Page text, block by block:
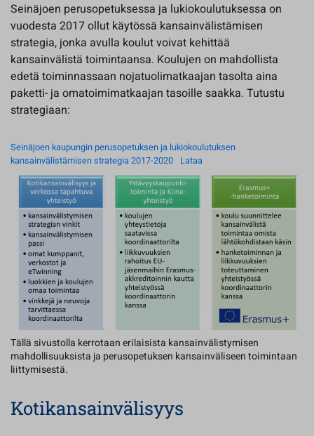
Seinäjoen perusopetuksessa ja lukiokoulutuksessa on
vuodesta 2017 ollut käytössä kansainvälistämisen
strategia, jonka avulla koulut voivat kehittää
kansainvälistä toimintaansa. Koulujen on mahdollista
edetä toiminnassaan nojatuolimatkaajan tasolta aina
paketti- ja omatoimimatkaajan tasoille saakka. Tutustu
strategiaan:
Seinäjoen kaupungin perusopetuksen ja lukiokoulutuksen
kansainvälistämisen strategia 2017-2020
Lataa
Tällä sivustolla kerrotaan erilaisista kansainvälistymisen
mahdollisuuksista ja perusopetuksen kansainväliseen toimintaan
liittymisestä.
Kotikansainvälisyys